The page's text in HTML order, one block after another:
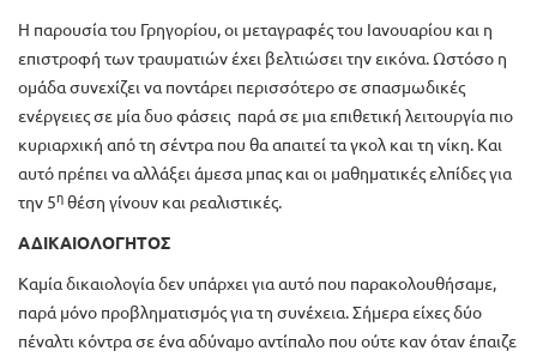
Η παρουσία του Γρηγορίου, οι μεταγραφές του Ιανουαρίου και η
επιστροφή των τραυματιών έχει βελτιώσει την εικόνα. Ωστόσο η
ομάδα συνεχίζει να ποντάρει περισσότερο σε σπασμωδικές
ενέργειες σε μία δυο φάσεις παρά σε μια επιθετική λειτουργία πιο
κυριαρχική από τη σέντρα που θα απαιτεί τα γκολ και τη νίκη. Και
αυτό πρέπει να αλλάξει άμεσα μπας και οι μαθηματικές ελπίδες για
την 5ηθέση γίνουν και ρεαλιστικές.
ΑΔΙΚΑΙΟΛΟΓΗΤΟΣ
Καμία δικαιολογία δεν υπάρχει για αυτό που παρακολουθήσαμε,
παρά μόνο προβληματισμός για τη συνέχεια. Σήμερα είχες δύο
πέναλτι κόντρα σε ένα αδύναμο αντίπαλο που ούτε καν όταν έπαιζε